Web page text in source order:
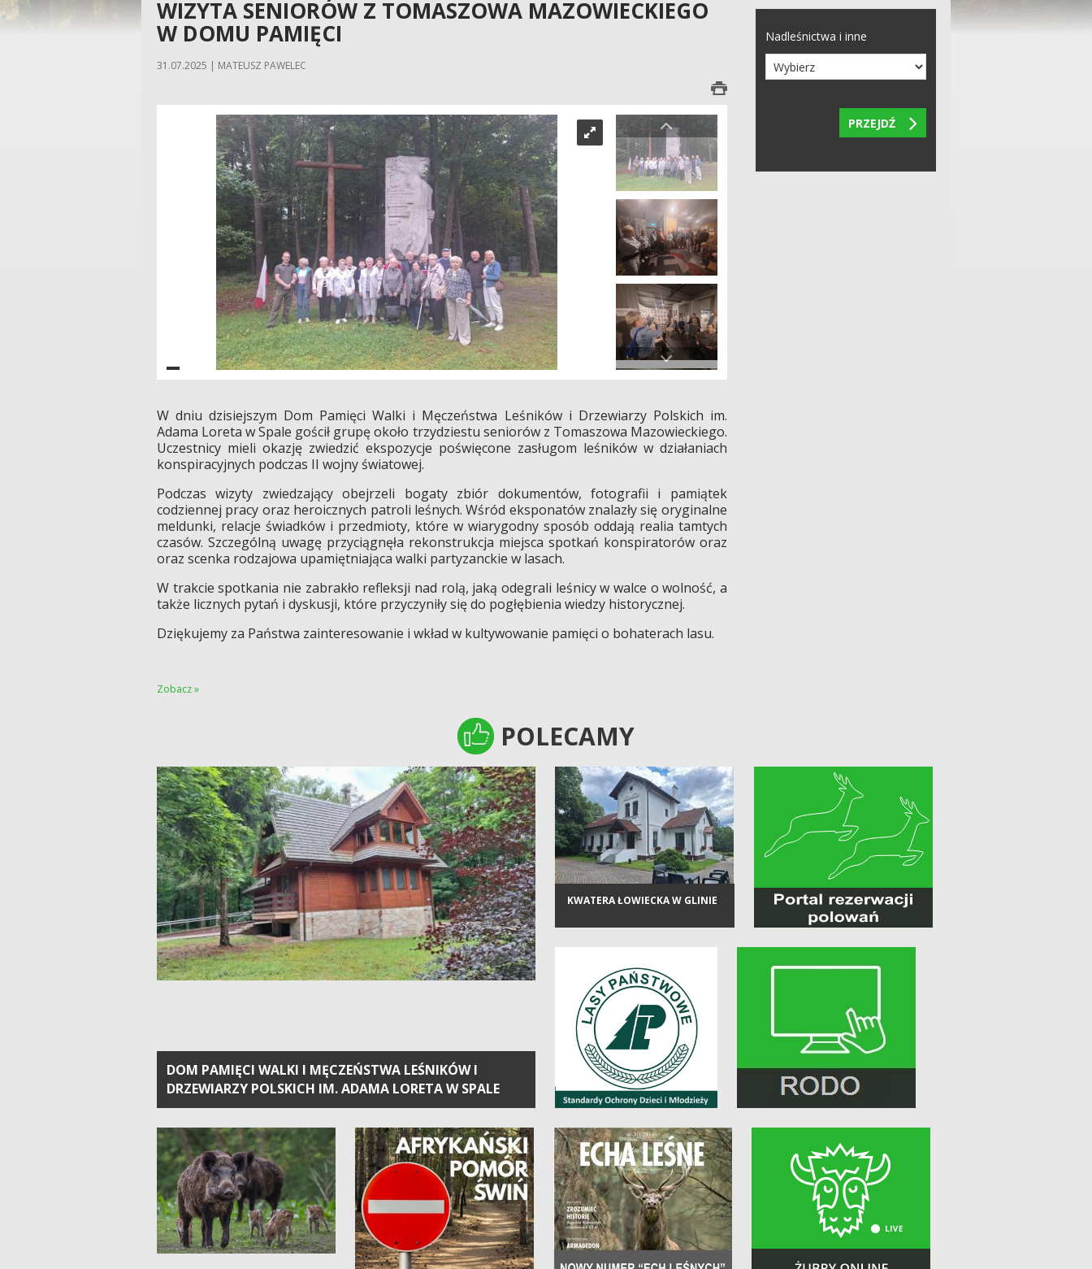
WIZYTA SENIORÓW Z TOMASZOWA MAZOWIECKIEGO
W DOMU PAMIĘCI
31.07.2025 | MATEUSZ PAWELEC
W dniu dzisiejszym Dom Pamięci Walki i Męczeństwa Leśników i Drzewiarzy Polskich im.
Adama Loreta w Spale gościł grupę około trzydziestu seniorów z Tomaszowa Mazowieckiego.
Uczestnicy mieli okazję zwiedzić ekspozycje poświęcone zasługom leśników w działaniach
konspiracyjnych podczas II wojny światowej.
Podczas wizyty zwiedzający obejrzeli bogaty zbiór dokumentów, fotografii i pamiątek
codziennej pracy oraz heroicznych patroli leśnych. Wśród eksponatów znalazły się oryginalne
meldunki, relacje świadków i przedmioty, które w wiarygodny sposób oddają realia tamtych
czasów. Szczególną uwagę przyciągnęła rekonstrukcja miejsca spotkań konspiratorów oraz
oraz scenka rodzajowa upamiętniająca walki partyzanckie w lasach.
W trakcie spotkania nie zabrakło refleksji nad rolą, jaką odegrali leśnicy w walce o wolność, a
także licznych pytań i dyskusji, które przyczyniły się do pogłębienia wiedzy historycznej.
Dziękujemy za Państwa zainteresowanie i wkład w kultywowanie pamięci o bohaterach lasu.
Zobacz »
Nadleśnictwa i inne
PRZEJDŹ 
POLECAMY
POLECAMY
DOM PAMIĘCI WALKI I MĘCZEŃSTWA LEŚNIKÓW I
DRZEWIARZY POLSKICH IM. ADAMA LORETA W SPALE
KWATERA ŁOWIECKA W GLINIE